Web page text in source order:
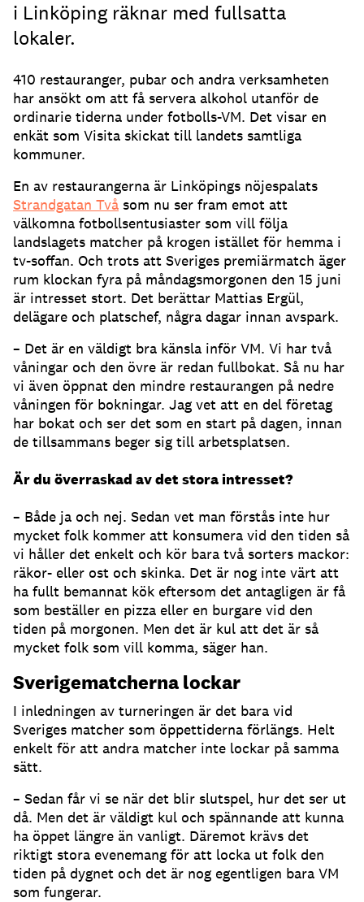
i Linköping räknar med fullsatta
lokaler.
410 restauranger, pubar och andra verksamheten
har ansökt om att få servera alkohol utanför de
ordinarie tiderna under fotbolls-VM. Det visar en
enkät som Visita skickat till landets samtliga
kommuner.
En av restaurangerna är Linköpings nöjespalats
Strandgatan Två som nu ser fram emot att
välkomna fotbollsentusiaster som vill följa
landslagets matcher på krogen istället för hemma i
tv-soffan. Och trots att Sveriges premiärmatch äger
rum klockan fyra på måndagsmorgonen den 15 juni
är intresset stort. Det berättar Mattias Ergül,
delägare och platschef, några dagar innan avspark.
– Det är en väldigt bra känsla inför VM. Vi har två
våningar och den övre är redan fullbokat. Så nu har
vi även öppnat den mindre restaurangen på nedre
våningen för bokningar. Jag vet att en del företag
har bokat och ser det som en start på dagen, innan
de tillsammans beger sig till arbetsplatsen.
Är du överraskad av det stora intresset?
– Både ja och nej. Sedan vet man förstås inte hur
mycket folk kommer att konsumera vid den tiden så
vi håller det enkelt och kör bara två sorters mackor:
räkor- eller ost och skinka. Det är nog inte värt att
ha fullt bemannat kök eftersom det antagligen är få
som beställer en pizza eller en burgare vid den
tiden på morgonen. Men det är kul att det är så
mycket folk som vill komma, säger han.
Sverigematcherna lockar
I inledningen av turneringen är det bara vid
Sveriges matcher som öppettiderna förlängs. Helt
enkelt för att andra matcher inte lockar på samma
sätt.
– Sedan får vi se när det blir slutspel, hur det ser ut
då. Men det är väldigt kul och spännande att kunna
ha öppet längre än vanligt. Däremot krävs det
riktigt stora evenemang för att locka ut folk den
tiden på dygnet och det är nog egentligen bara VM
som fungerar.